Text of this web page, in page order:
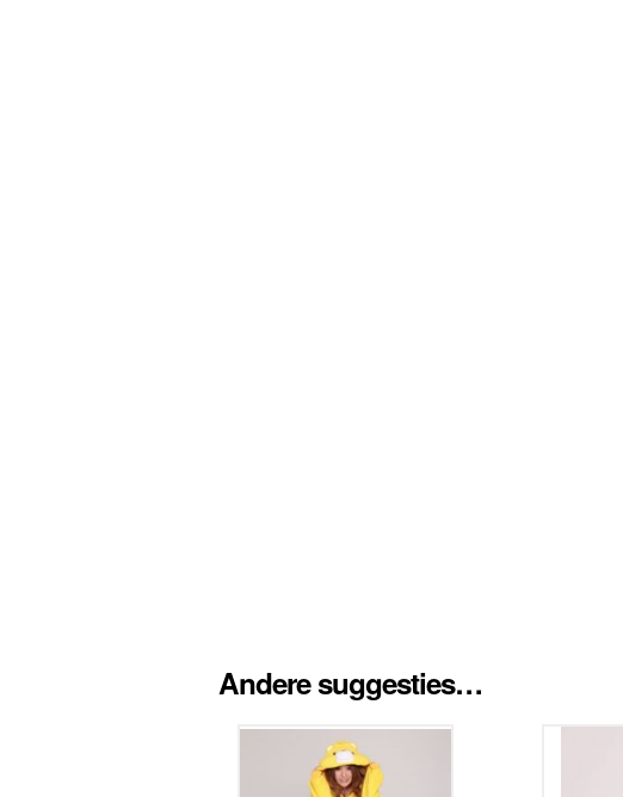
Andere suggesties…